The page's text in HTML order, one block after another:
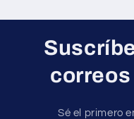
Sé el primero